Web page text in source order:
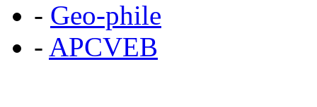
- Geo-phile
- APCVEB